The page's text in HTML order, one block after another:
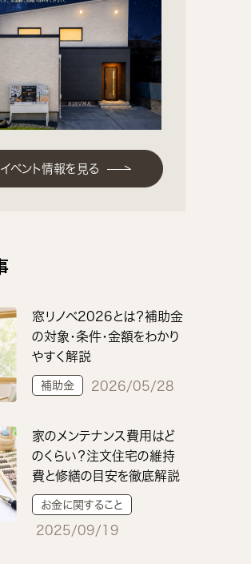
イベント情報を見る
窓リノベ2026とは？補助金
の対象・条件・金額をわかり
やすく解説
補助金 2026/05/28
家のメンテナンス費用はど
のくらい？注文住宅の維持
費と修繕の目安を徹底解説
お金に関すること
2025/09/19